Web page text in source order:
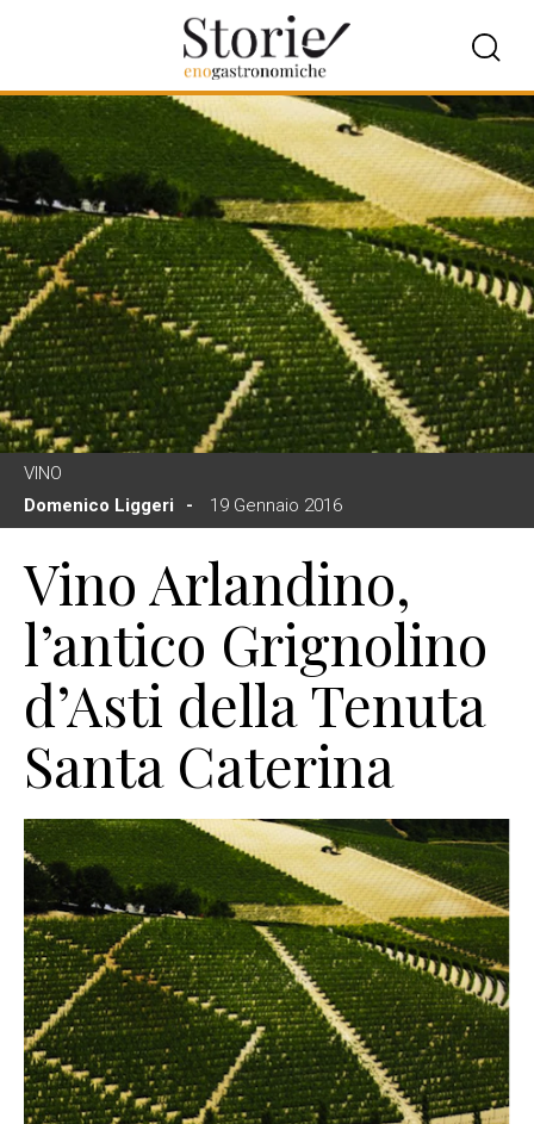
VINO
Domenico Liggeri
19 Gennaio 2016
Vino Arlandino,
l’antico Grignolino
d’Asti della Tenuta
Santa Caterina